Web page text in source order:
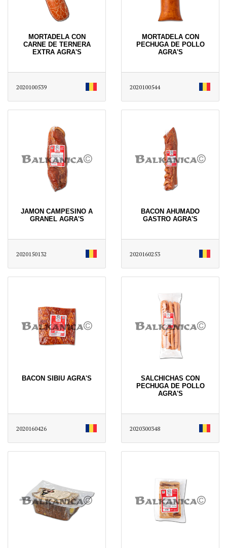
MORTADELA CON
CARNE DE TERNERA
EXTRA AGRA'S
2020100539
MORTADELA CON
PECHUGA DE POLLO
AGRA'S
2020100544
JAMON CAMPESINO A
GRANEL AGRA'S
2020150132
BACON AHUMADO
GASTRO AGRA'S
2020160253
BACON SIBIU AGRA'S
2020160426
SALCHICHAS CON
PECHUGA DE POLLO
AGRA'S
2020300348